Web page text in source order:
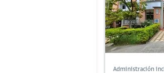
Administración